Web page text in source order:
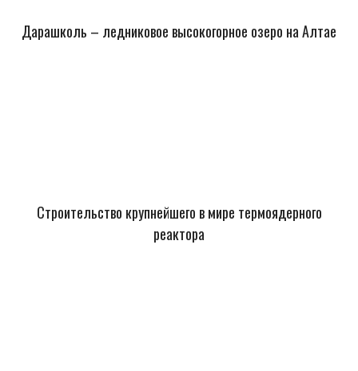
Дарашколь – ледниковое высокогорное озеро на Алтае
Строительство крупнейшего в мире термоядерного
реактора